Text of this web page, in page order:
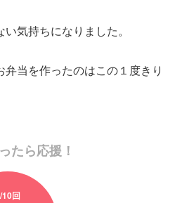
気持ちになりました。
当を作ったのはこの１度きり
たら応援！
/10回